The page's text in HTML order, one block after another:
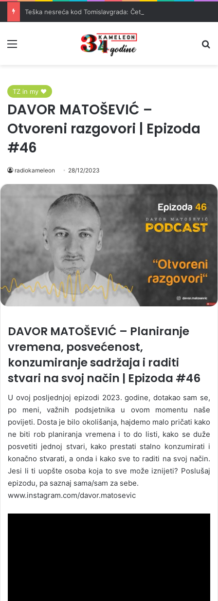
TZ in my ♥
DAVOR MATOŠEVIĆ –
Otvoreni razgovori | Epizoda
#46
radiokameleon 28/12/2023
DAVOR MATOŠEVIĆ – Planiranje
vremena, posvećenost,
konzumiranje sadržaja i raditi
stvari na svoj način | Epizoda #46
U ovoj posljednjoj epizodi 2023. godine, dotakao sam se,
po meni, važnih podsjetnika u ovom momentu naše
povijeti. Dosta je bilo okolišanja, hajdemo malo pričati kako
ne biti rob planiranja vremena i to do listi, kako se duže
posvetiti jednoj stvari, kako prestati stalno konzumirati i
konačno stvarati, a onda i kako sve to raditi na svoj način.
Jesi li ti uopšte osoba koja to sve može iznijeti? Poslušaj
epizodu, pa saznaj sama/sam za sebe.
www.instagram.com/davor.matosevic